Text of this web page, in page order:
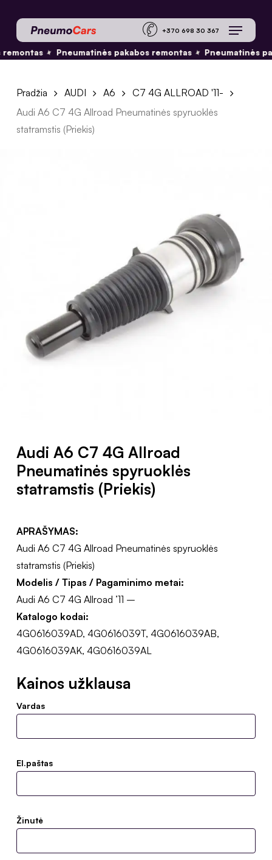
main
content
+370 698 30
Menu
✦ Pneumatinės pakabos remontas✦ Pneumatinės
Pradžia AUDI A6
C7 4G ALLROAD '11-
Audi A6 C7 4G Allroad Pneumatinės spyruoklės
statramstis (Priekis)
Audi A6 C7 4G Allroad
Pneumatinės spyruoklės
statramstis (Priekis)
APRAŠYMAS:
Audi A6 C7 4G Allroad Pneumatinės spyruoklės
statramstis (Priekis)
Modelis / Tipas / Pagaminimo metai:
Audi A6 C7 4G Allroad ’11 –
Katalogo kodai:
4G0616039AD, 4G0616039T, 4G0616039AB,
4G0616039AK, 4G0616039AL
Kainos užklausa
Vardas
El.paštas
Žinutė